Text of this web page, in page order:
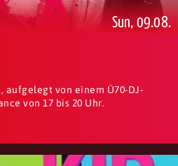
Sun, 09.08.
aufgelegt von einem Ü70-DJ-
von 17 bis 20 Uhr.